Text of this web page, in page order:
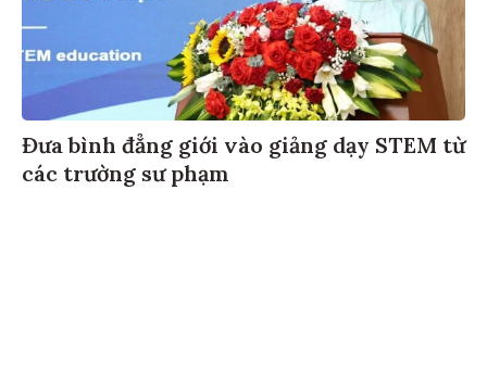
Đưa bình đẳng giới vào giảng dạy STEM từ
các trường sư phạm